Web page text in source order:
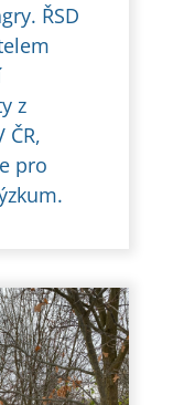
ŘSD
z
ČR,
pro